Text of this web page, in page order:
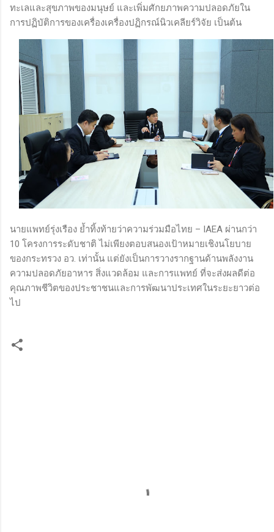
ทะเลและสุขภาพของมนุษย์ และเพิ่มศักยภาพความปลอดภัยใน
การปฏิบัติการของเครื่องเครื่องปฏิกรณ์นิวเคลียร์วิจัย เป็นต้น
นายแพทย์รุ่งเรือง ย้ำทิ้งท้ายว่าความร่วมมือไทย – IAEA ผ่านกว่า
10 โครงการระดับชาติ ไม่เพียงตอบสนองเป้าหมายเชิงนโยบาย
ของกระทรวง อว. เท่านั้น แต่ยังเป็นการวางรากฐานด้านพลังงาน
ความปลอดภัยอาหาร สิ่งแวดล้อม และการแพทย์ ที่จะส่งผลดีต่อ
คุณภาพชีวิตของประชาชนและการพัฒนาประเทศในระยะยาวต่อ
ไป